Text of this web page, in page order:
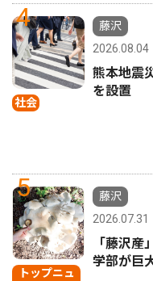
4
社会
藤沢
2026.08.04
熊本地震
を設置
5
トップニュ
藤沢
2026.07.31
「藤沢
学部が巨